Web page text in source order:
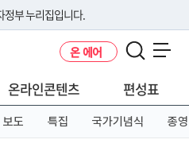
정부 누리집입니다.
주소를 사용하고 있다면 아래 URL에
온 에어
온라인콘텐츠 편성표
보도 특집 국가기념식 종영